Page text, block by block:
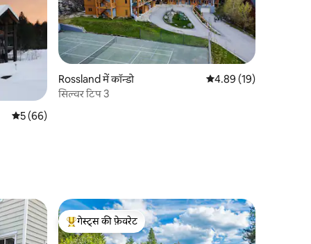
औसत रेटिंग 5 में से 5, 66 समीक्षाएँ
5 (66)
Rossland में कॉन्डो औसत रेटिंग 5 में से 4.89,
4.89 (19)
सिल्वर टिप 3
गेस्ट्स का टॉप फ़ेवरेट
गेस्ट्स की फ़ेवरेट